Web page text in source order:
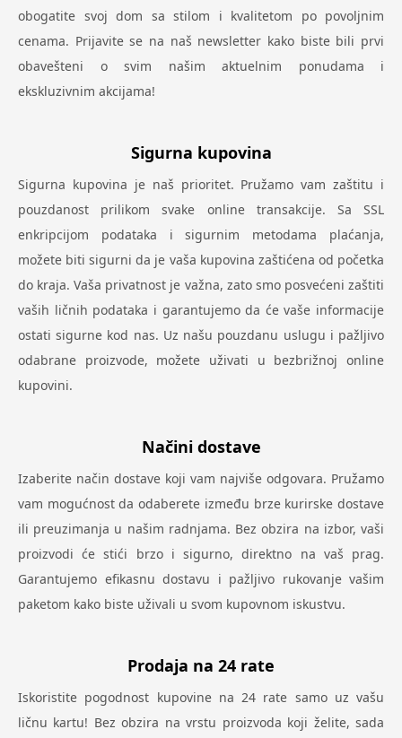
obogatite svoj dom sa stilom i kvalitetom po povoljnim
cenama. Prijavite se na naš newsletter kako biste bili prvi
obavešteni o svim našim aktuelnim ponudama i
ekskluzivnim akcijama!
Sigurna kupovina
Sigurna kupovina je naš prioritet. Pružamo vam zaštitu i
pouzdanost prilikom svake online transakcije. Sa SSL
enkripcijom podataka i sigurnim metodama plaćanja,
možete biti sigurni da je vaša kupovina zaštićena od početka
do kraja. Vaša privatnost je važna, zato smo posvećeni zaštiti
vaših ličnih podataka i garantujemo da će vaše informacije
ostati sigurne kod nas. Uz našu pouzdanu uslugu i pažljivo
odabrane proizvode, možete uživati u bezbrižnoj online
kupovini.
Načini dostave
Izaberite način dostave koji vam najviše odgovara. Pružamo
vam mogućnost da odaberete između brze kurirske dostave
ili preuzimanja u našim radnjama. Bez obzira na izbor, vaši
proizvodi će stići brzo i sigurno, direktno na vaš prag.
Garantujemo efikasnu dostavu i pažljivo rukovanje vašim
paketom kako biste uživali u svom kupovnom iskustvu.
Prodaja na 24 rate
Iskoristite pogodnost kupovine na 24 rate samo uz vašu
ličnu kartu! Bez obzira na vrstu proizvoda koji želite, sada